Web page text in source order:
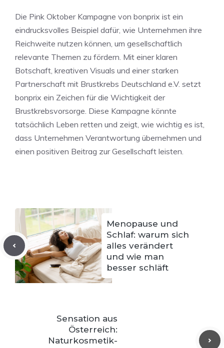
Die Pink Oktober Kampagne von bonprix ist ein
eindrucksvolles Beispiel dafür, wie Unternehmen ihre
Reichweite nutzen können, um gesellschaftlich
relevante Themen zu fördern. Mit einer klaren
Botschaft, kreativen Visuals und einer starken
Partnerschaft mit Brustkrebs Deutschland e.V. setzt
bonprix ein Zeichen für die Wichtigkeit der
Brustkrebsvorsorge. Diese Kampagne könnte
tatsächlich Leben retten und zeigt, wie wichtig es ist,
dass Unternehmen Verantwortung übernehmen und
einen positiven Beitrag zur Gesellschaft leisten.
Menopause und
Schlaf: warum sich
alles verändert
und wie man
besser schläft
Sensation aus
Österreich:
Naturkosmetik-